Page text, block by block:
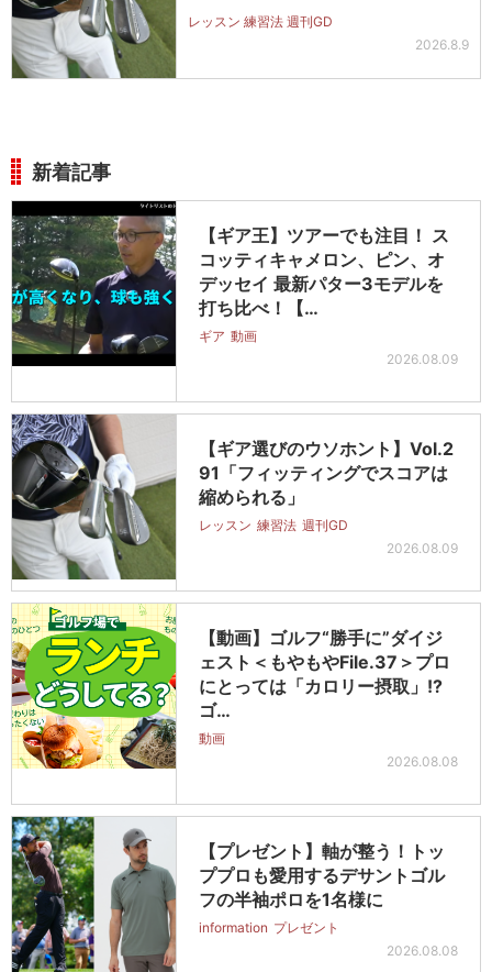
レッスン 練習法 週刊GD
2026.8.9
新着記事
【ギア王】ツアーでも注目！ ス
コッティキャメロン、ピン、オ
デッセイ 最新パター3モデルを
打ち比べ！【…
ギア 動画
2026.08.09
【ギア選びのウソホント】Vol.2
91「フィッティングでスコアは
縮められる」
レッスン 練習法 週刊GD
2026.08.09
【動画】ゴルフ“勝手に”ダイジ
ェスト＜もやもやFile.37＞プロ
にとっては「カロリー摂取」!?
ゴ…
動画
2026.08.08
【プレゼント】軸が整う！トッ
ププロも愛用するデサントゴル
フの半袖ポロを1名様に
information プレゼント
2026.08.08